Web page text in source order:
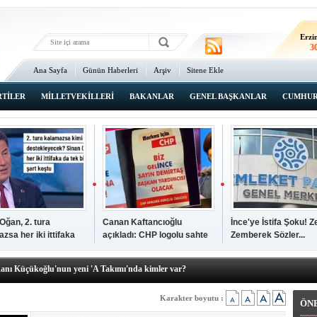
Ana Sayfa Günün Haberleri Arşiv Sitene Ekle
MİLLETVEKİLLERİ BAKANLAR GENEL BAŞKANLAR
2. tura
her iki ittifaka
şartını sundu
Canan Kaftancıoğlu
açıkladı: CHP logolu sahte
broşürleri AKP'liler
bastırmış
İnce'ye İstifa Şoku!
Zemberek Sözler...
Ali Öğdük, mazbatasını aldı…
yeni operasyon! Zeydan Karalar, Abdurrahman Tutdere ve Ahmet
Küçükoğlu'nun yeni 'A Takımı'nda kimler var?
Tarihi günde, tarihi açılış
Karakter boyutu :